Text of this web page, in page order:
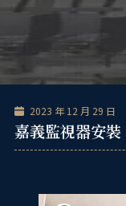
主
要
內
單
2023 年 12 月 29 日
嘉義監視器安